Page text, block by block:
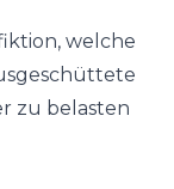
welche
zu belasten